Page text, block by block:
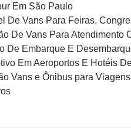
Em São Paulo
De Vans Para Feiras,
De Vans Para Atendimento
De Embarque E
Em Aeroportos E Hotéis
Vans e Ônibus para